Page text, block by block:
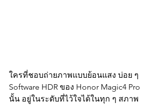
ใครที่ชอบถ่ายภาพแบบย้อนแสง บ่อย ๆ
Software HDR ของ Honor Magic4 Pro
นั้น อยู่ในระดับที่ไว้ใจได้ในทุก ๆ สภาพ